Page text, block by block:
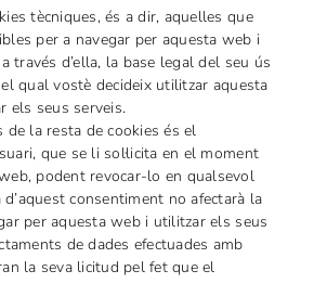
tècniques, és a dir, aquelles que
per a navegar per aquesta web i
través d’ella, la base legal del seu ús
qual vostè decideix utilitzar aquesta
els seus serveis.
de la resta de cookies és el
que se li sol·licita en el moment
podent revocar-lo en qualsevol
consentiment no afectarà la
per aquesta web i utilitzar els seus
de dades efectuades amb
la seva licitud pel fet que el